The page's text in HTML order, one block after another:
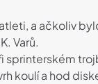
a ačkoliv
Varů.
sprinterském
koulí a hod